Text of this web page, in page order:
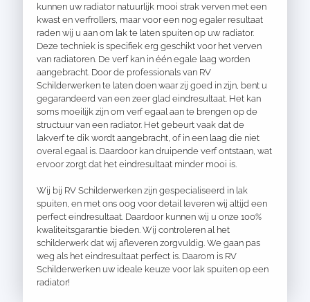
kunnen uw radiator natuurlijk mooi strak verven met een
kwast en verfrollers, maar voor een nog egaler resultaat
raden wij u aan om lak te laten spuiten op uw radiator.
Deze techniek is specifiek erg geschikt voor het verven
van radiatoren. De verf kan in één egale laag worden
aangebracht. Door de professionals van RV
Schilderwerken te laten doen waar zij goed in zijn, bent u
gegarandeerd van een zeer glad eindresultaat. Het kan
soms moeilijk zijn om verf egaal aan te brengen op de
structuur van een radiator. Het gebeurt vaak dat de
lakverf te dik wordt aangebracht, of in een laag die niet
overal egaal is. Daardoor kan druipende verf ontstaan, wat
ervoor zorgt dat het eindresultaat minder mooi is.
Wij bij RV Schilderwerken zijn gespecialiseerd in lak
spuiten, en met ons oog voor detail leveren wij altijd een
perfect eindresultaat. Daardoor kunnen wij u onze 100%
kwaliteitsgarantie bieden. Wij controleren al het
schilderwerk dat wij afleveren zorgvuldig. We gaan pas
weg als het eindresultaat perfect is. Daarom is RV
Schilderwerken uw ideale keuze voor lak spuiten op een
radiator!